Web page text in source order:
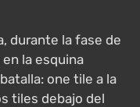
durante la fase de
la esquina
one tile a la
tiles debajo del